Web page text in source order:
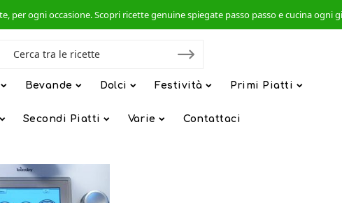
per ogni occasione. Scopri ricette genuine spiegate passo passo e cucina
Bevande Dolci Festività Primi Piatti
Secondi Piatti Varie Contattaci